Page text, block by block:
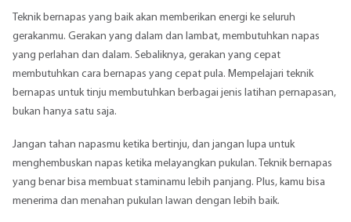
Teknik bernapas yang baik akan memberikan energi ke seluruh
gerakanmu. Gerakan yang dalam dan lambat, membutuhkan napas
yang perlahan dan dalam. Sebaliknya, gerakan yang cepat
membutuhkan cara bernapas yang cepat pula. Mempelajari teknik
bernapas untuk tinju membutuhkan berbagai jenis latihan pernapasan,
bukan hanya satu saja.
Jangan tahan napasmu ketika bertinju, dan jangan lupa untuk
menghembuskan napas ketika melayangkan pukulan. Teknik bernapas
yang benar bisa membuat staminamu lebih panjang. Plus, kamu bisa
menerima dan menahan pukulan lawan dengan lebih baik.